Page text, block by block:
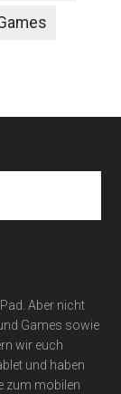
Aber nicht
Games sowie
wir euch
und haben
zum mobilen